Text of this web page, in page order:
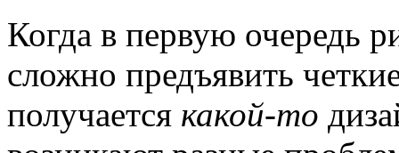
Когда в первую очередь
сложно предъявить
получается какой-то